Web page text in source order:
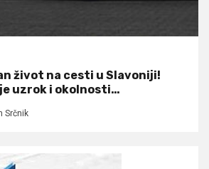
život na cesti u Slavoniji!
uzrok i okolnosti…
Srčnik